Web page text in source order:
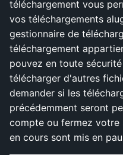
téléchargement vous
vos téléchargements
gestionnaire de
téléchargement
pouvez en toute
télécharger d'autres
demander si les
précédemment seront
compte ou fermez votre
en cours sont mis en